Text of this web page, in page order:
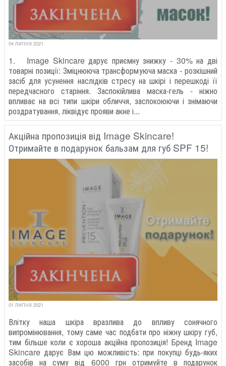
04 ЛИПНЯ 2021
1. Image Skincare дарує приємну знижку - 30% на дві
товарні позиції: Зміцнююча трансформуюча маска - розкішний
засіб для усунення наслідків стресу на шкірі і перешкоді її
передчасного старіння. Заспокійлива маска-гель - ніжно
впливає на всі типи шкіри обличчя, заспокоюючи і знімаючи
роздратування, ліквідує прояви акне і...
Акційна пропозиція від Image Skincare!
Отримайте в подарунок бальзам для губ SPF 15!
01 ЛИПНЯ 2021
Влітку наша шкіра вразлива до впливу сонячного
випромінювання, тому саме час подбати про ніжну шкіру губ,
тим більше коли є хороша акційна пропозиція! Бренд Image
Skincare дарує Вам цю можливість: при покупці будь-яких
засобів на суму від 6000 грн отримуйте в подарунок